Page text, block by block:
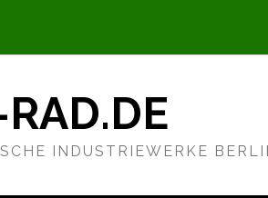
INDUSTRIEWERKE